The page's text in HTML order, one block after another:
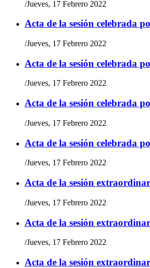
/Jueves, 17 Febrero 2022
Acta de la sesión celebrada
/Jueves, 17 Febrero 2022
Acta de la sesión celebrada
/Jueves, 17 Febrero 2022
Acta de la sesión celebrada
/Jueves, 17 Febrero 2022
Acta de la sesión celebrada
/Jueves, 17 Febrero 2022
Acta de la sesión
/Jueves, 17 Febrero 2022
Acta de la sesión
/Jueves, 17 Febrero 2022
Acta de la sesión